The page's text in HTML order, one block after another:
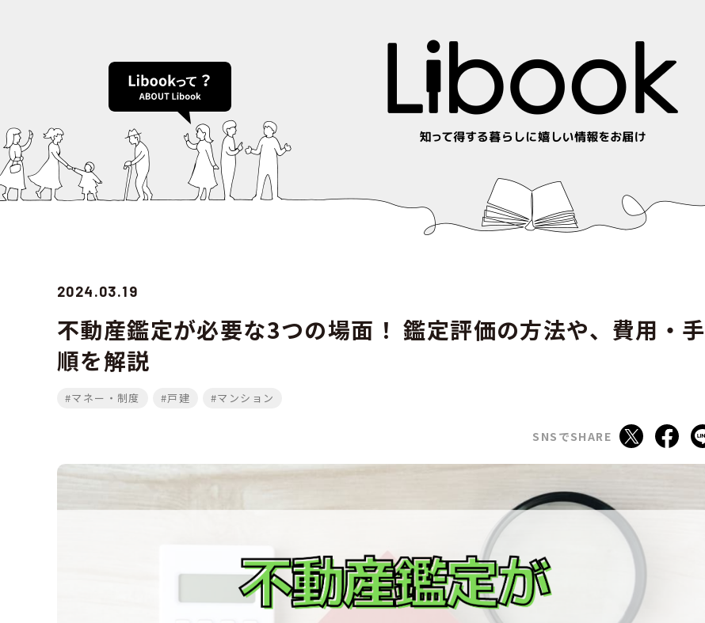
2024.03.19
不動産鑑定が必要な3つの場面！ 鑑定評価の方法や、費用・手
順を解説
#マネー・制度 #戸建 #マンション
SNSでSHARE